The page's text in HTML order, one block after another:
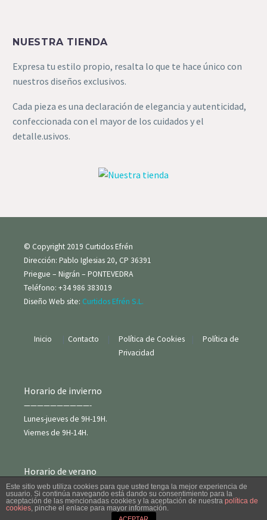
NUESTRA TIENDA
Expresa tu estilo propio, resalta lo que te hace único con
nuestros diseños exclusivos.
Cada pieza es una declaración de elegancia y autenticidad,
confeccionada con el mayor de los cuidados y el
detalle.usivos.
© Copyright 2019 Curtidos Efrén
Dirección: Pablo Iglesias 20, CP 36391
Priegue – Nigrán – PONTEVEDRA
Teléfono: +34 986 383019
Diseño Web site: Curtidos Efrén S.L.
Inicio | Contacto | Política de Cookies |
Política de
Privacidad
Horario de invierno
——————————-
Lunes-jueves de 9H-19H.
Viernes de 9H-14H.
Horario de verano
——————————
Meses de Julio y Agosto
Lunes-viernes de 9H-14H.
Este sitio web utiliza cookies para que usted tenga la mejor experiencia de
usuario. Si continúa navegando está dando su consentimiento para la
aceptación de las mencionadas cookies y la aceptación de nuestra política de
cookies, pinche el enlace para mayor información.